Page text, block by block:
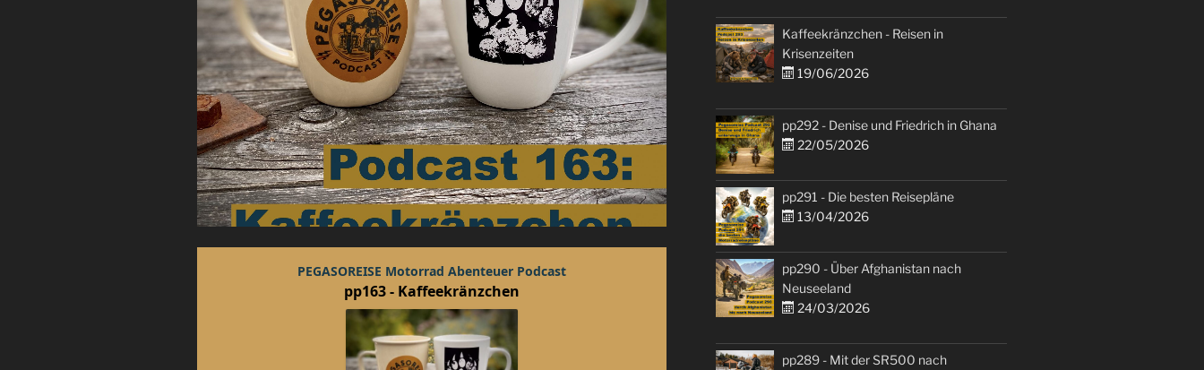
Kaffeekränzchen - Reisen in
Krisenzeiten
19/06/2026
pp292 - Denise und Friedrich in Ghana
22/05/2026
pp291 - Die besten Reisepläne
13/04/2026
pp290 - Über Afghanistan nach
Neuseeland
24/03/2026
pp289 - Mit der SR500 nach